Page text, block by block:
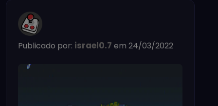
Publicado por: israel0.7 em 24/03/2022